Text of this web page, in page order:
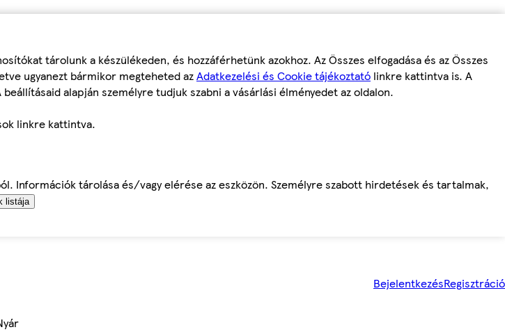
tárolunk a készülékeden, és hozzáférhetünk azokhoz. Az Összes elfogadása és az Összes
ugyanezt bármikor megteheted azAdatkezelési és Cookie tájékoztató linkre kattintva is. A
alapján személyre tudjuk szabni a vásárlási élményedet az oldalon.
linkre kattintva.
Információk tárolása és/vagy elérése az eszközön. Személyre szabott hirdetések és tartalmak,
listája
BejelentkezésRegisztráció